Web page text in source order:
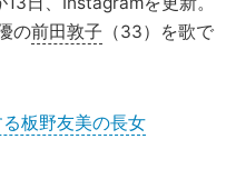
の前田敦子 （33）を歌で
る板野友美の長女